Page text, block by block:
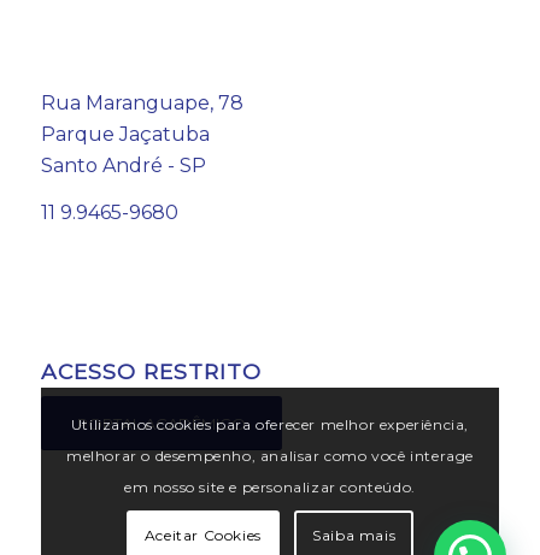
Rua Maranguape, 78
Parque Jaçatuba
Santo André - SP
11 9.9465-9680
ACESSO RESTRITO
PORTAL ACADÊMICO
Utilizamos cookies para oferecer melhor experiência,
melhorar o desempenho, analisar como você interage
em nosso site e personalizar conteúdo.
Aceitar Cookies Saiba mais